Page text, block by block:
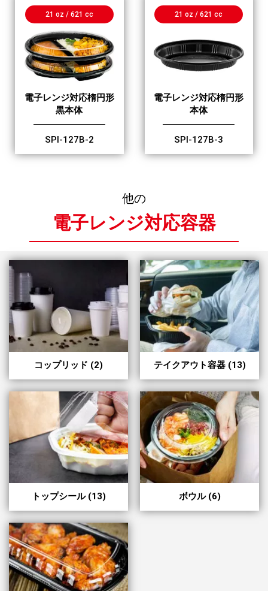
21 oz / 621 cc
電子レンジ対応楕円形
黒本体
SPI-127B-2
21 oz / 621 cc
電子レンジ対応楕円形
本体
SPI-127B-3
他の
電子レンジ対応容器
コップリッド (2) テイクアウト容器 (13)
トップシール (13) ボウル (6)